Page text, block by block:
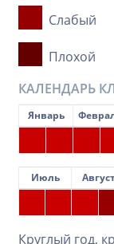
Слабый
Плохой
КАЛЕНДАРЬ
Январь
Июль
Круглый год,